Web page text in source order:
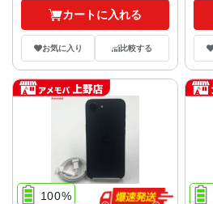
カートに入れる
お気に入り 比較する
100%